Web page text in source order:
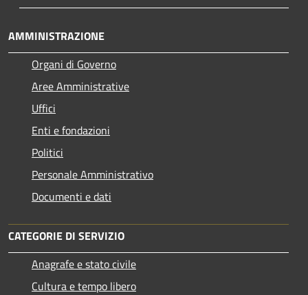
AMMINISTRAZIONE
Organi di Governo
Aree Amministrative
Uffici
Enti e fondazioni
Politici
Personale Amministrativo
Documenti e dati
CATEGORIE DI SERVIZIO
Anagrafe e stato civile
Cultura e tempo libero